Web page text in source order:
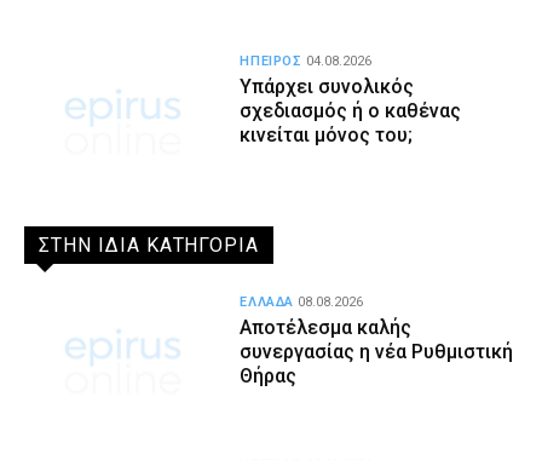
Υπάρχει συνολικός
σχεδιασμός ή ο καθένας
κινείται μόνος του;
ΗΠΕΙΡΟΣ 04.08.2026
ΣΤΗΝ ΙΔΙΑ ΚΑΤΗΓΟΡΙΑ
Αποτέλεσμα καλής
συνεργασίας η νέα Ρυθμιστική
Θήρας
ΕΛΛΑΔΑ 08.08.2026